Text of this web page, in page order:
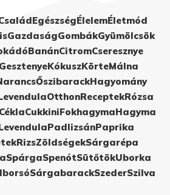
EgészségÉlelemÉletmód
GazdaságGombákGyümölcsök
BanánCitromCseresznye
GesztenyeKókuszKörteMálna
ŐszibarackHagyomány
OtthonReceptekRózsa
CéklaCukkiniFokhagymaHagyma
PadlizsánPaprika
RizsZöldségekSárgarépa
SpárgaSpenótSütőtökUborka
SárgabarackSzederSzilva